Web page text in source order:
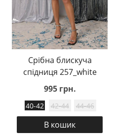
Срібна блискуча
спідниця 257_white
995 грн.
40-42 42-44 44-46
В кошик